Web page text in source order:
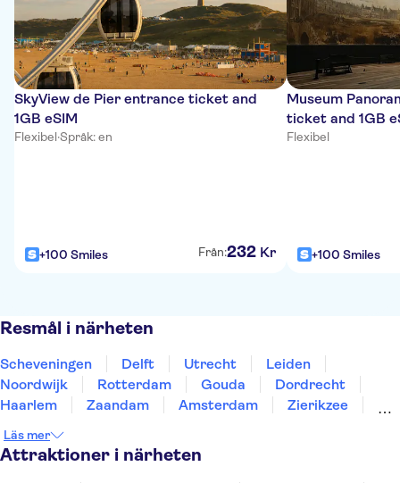
SkyView de Pier entrance ticket and
1GB eSIM
Flexibel·Språk: en
+100 Smiles Från:232 Kr
Museum
ticket and 1GB
Flexibel
+100 Smiles
Resmål i närheten
Scheveningen Delft Utrecht
Leiden
Noordwijk
Rotterdam Gouda
Dordrecht
Haarlem
Zaandam Amsterdam
Zierikzee
Läs mer
Attraktioner i närheten